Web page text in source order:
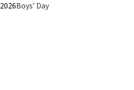
2026Boys’ Day